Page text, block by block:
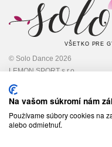
VŠETKO PRE
© Solo Dance 2026
LEMON SPORT s.r.o
IČO: 45 348 545,
DIČ: 2022948301
Na vašom súkromí nám
Používame súbory cookies na
alebo odmietnuť.